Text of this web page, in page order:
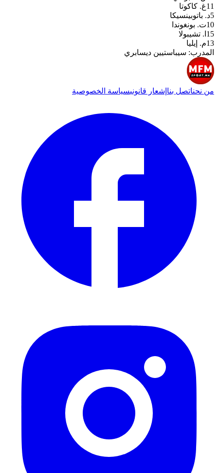
11غ. كاكوتا
5د. باتوبينسيكا
10ت. بونغوندا
15 ا. تشيبولا
13م. إيليا
المدرب: سيباستيين ديسابري
من نحناتصل بنا إشعار قانونيسياسة الخصوصية